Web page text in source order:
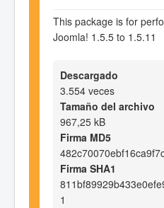
This package is for
Joomla! 1.5.5 to 1.5.11
Descargado
3.554 veces
Tamaño del archivo
967,25 kB
Firma MD5
Firma SHA1
1